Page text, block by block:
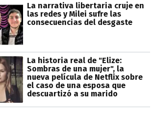
La narrativa libertaria cruje en
las redes y Milei sufre las
consecuencias del desgaste
La historia real de "Elize:
Sombras de una mujer", la
nueva película de Netflix sobre
el caso de una esposa que
descuartizó a su marido